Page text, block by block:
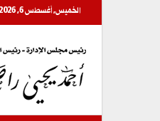
الخميس, أغسطس 6, 2026